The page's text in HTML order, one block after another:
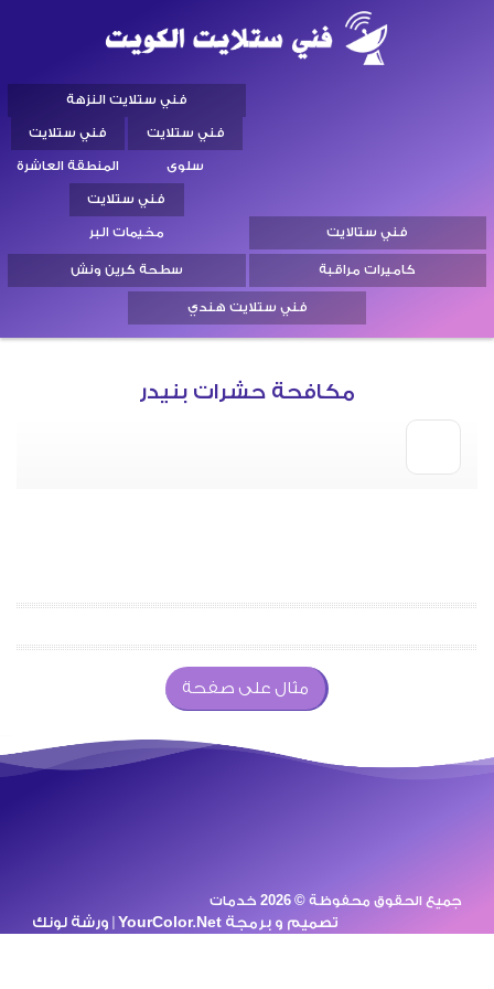
فني ستالايت
فني ستلايت النزهة
فني ستلايت
سلوى
فني ستلايت
المنطقة العاشرة
فني ستلايت
مخيمات البر
كاميرات مراقبة
سطحة كرين ونش
فني ستلايت هندي
مكافحة حشرات بنيدر
مثال على صفحة
جميع الحقوق محفوظة © 2026 خدمات
تصميم و برمجة YourColor.Net | ورشة لونك